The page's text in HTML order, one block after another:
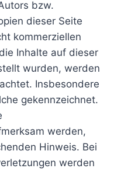
bzw.
dieser Seite
kommerziellen
Inhalte auf dieser
wurden, werden
Insbesondere
gekennzeichnet.
werden,
Hinweis. Bei
werden